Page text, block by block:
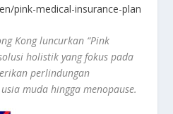
pink-medical-insurance-plan
Kong luncurkan “Pink
holistik yang fokus pada
perlindungan
muda hingga menopause.